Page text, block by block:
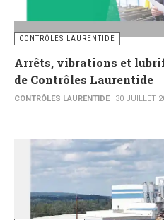
CONTRÔLES LAURENTIDE
Arrêts, vibrations et
de Contrôles Laurentide
CONTRÔLES LAURENTIDE 30 JUILLET